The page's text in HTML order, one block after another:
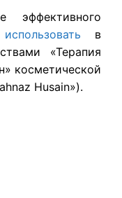
использовать в
«Терапия
косметической
Husain»).